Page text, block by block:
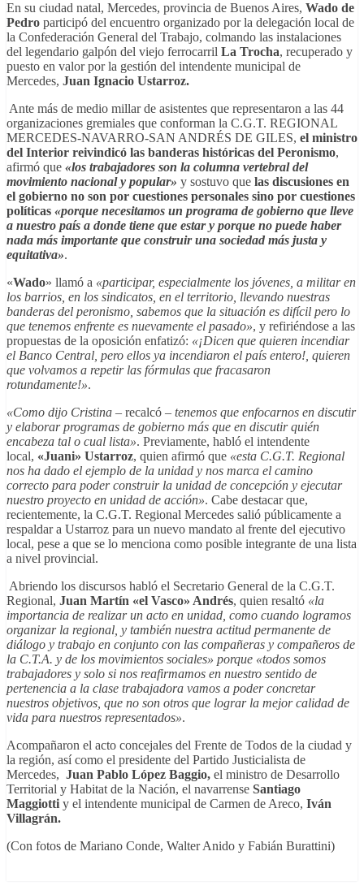
En su ciudad natal, Mercedes, provincia de Buenos Aires, Wado de
Pedro participó del encuentro organizado por la delegación local de
la Confederación General del Trabajo, colmando las instalaciones
del legendario galpón del viejo ferrocarril La Trocha, recuperado y
puesto en valor por la gestión del intendente municipal de
Mercedes, Juan Ignacio Ustarroz.
Ante más de medio millar de asistentes que representaron a las 44
organizaciones gremiales que conforman la C.G.T. REGIONAL
MERCEDES-NAVARRO-SAN ANDRÉS DE GILES, el ministro
del Interior reivindicó las banderas históricas del Peronismo,
afirmó que «los trabajadores son la columna vertebral del
movimiento nacional y popular» y sostuvo que las discusiones en
el gobierno no son por cuestiones personales sino por cuestiones
políticas «porque necesitamos un programa de gobierno que lleve
a nuestro país a donde tiene que estar y porque no puede haber
nada más importante que construir una sociedad más justa y
equitativa».
«Wado» llamó a «participar, especialmente los jóvenes, a militar en
los barrios, en los sindicatos, en el territorio, llevando nuestras
banderas del peronismo, sabemos que la situación es difícil pero lo
que tenemos enfrente es nuevamente el pasado», y refiriéndose a las
propuestas de la oposición enfatizó: «¡Dicen que quieren incendiar
el Banco Central, pero ellos ya incendiaron el país entero!, quieren
que volvamos a repetir las fórmulas que fracasaron
rotundamente!».
«Como dijo Cristina – recalcó – tenemos que enfocarnos en discutir
y elaborar programas de gobierno más que en discutir quién
encabeza tal o cual lista». Previamente, habló el intendente
local, «Juani» Ustarroz, quien afirmó que «esta C.G.T. Regional
nos ha dado el ejemplo de la unidad y nos marca el camino
correcto para poder construir la unidad de concepción y ejecutar
nuestro proyecto en unidad de acción». Cabe destacar que,
recientemente, la C.G.T. Regional Mercedes salió públicamente a
respaldar a Ustarroz para un nuevo mandato al frente del ejecutivo
local, pese a que se lo menciona como posible integrante de una lista
a nivel provincial.
Abriendo los discursos habló el Secretario General de la C.G.T.
Regional, Juan Martín «el Vasco» Andrés, quien resaltó «la
importancia de realizar un acto en unidad, como cuando logramos
organizar la regional, y también nuestra actitud permanente de
diálogo y trabajo en conjunto con las compañeras y compañeros de
la C.T.A. y de los movimientos sociales» porque «todos somos
trabajadores y solo si nos reafirmamos en nuestro sentido de
pertenencia a la clase trabajadora vamos a poder concretar
nuestros objetivos, que no son otros que lograr la mejor calidad de
vida para nuestros representados».
Acompañaron el acto concejales del Frente de Todos de la ciudad y
la región, así como el presidente del Partido Justicialista de
Mercedes, Juan Pablo López Baggio, el ministro de Desarrollo
Territorial y Habitat de la Nación, el navarrense Santiago
Maggiotti y el intendente municipal de Carmen de Areco, Iván
Villagrán.
(Con fotos de Mariano Conde, Walter Anido y Fabián Burattini)